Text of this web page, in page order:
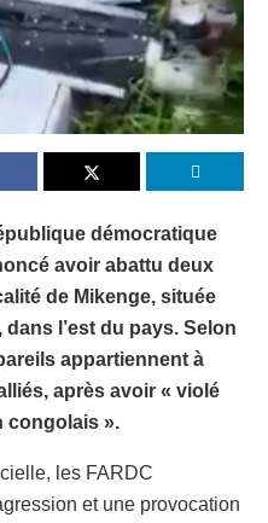
démocratique
avoir abattu deux
de Mikenge, située
l’est du pays. Selon
appartiennent à
après avoir « violé
congolais ».
les FARDC
et une provocation